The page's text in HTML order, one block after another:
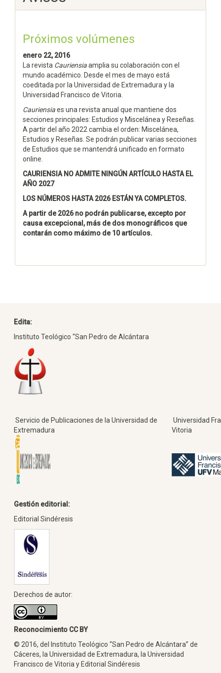
Próximos volúmenes
enero 22, 2016
La revista Cauriensiaamplia su colaboración con el
mundo académico. Desde el mes de mayo está
coeditada por la Universidad de Extremadura y la
Universidad Francisco de Vitoria.
Cauriensiaes una revista anual que mantiene dos
secciones principales: Estudios y Miscelánea y Reseñas.
A partir del año 2022 cambia el orden: Miscelánea,
Estudios y Reseñas. Se podrán publicar varias secciones
de Estudios que se mantendrá unificado en formato
online.
CAURIENSIA NO ADMITE NINGÚN ARTÍCULO HASTA EL
AÑO 2027
LOS NÚMEROS HASTA 2026 ESTÁN YA COMPLETOS.
A partir de 2026 no podrán publicarse, excepto por
causa excepcional, más de dos monográficos que
contarán como máximo de 10 artículos.
Edita:
Instituto Teológico “San Pedro de Alcántara
Servicio de Publicaciones de la Universidad de
Extremadura
Universidad
Vitoria
Gestión editorial:
Editorial Sindéresis
Derechos de autor:
Reconocimiento CC BY
© 2016, del Instituto Teológico “San Pedro de Alcántara” de
Cáceres, la Universidad de Extremadura, la Universidad
Francisco de Vitoria y Editorial Sindéresis